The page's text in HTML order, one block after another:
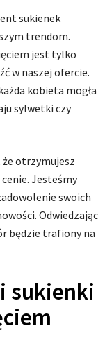
sukienek
trendom.
jest tylko
w naszej ofercie.
kobieta mogła
sylwetki czy
otrzymujesz
Jesteśmy
swoich
Odwiedzając
będzie trafiony na
sukienki